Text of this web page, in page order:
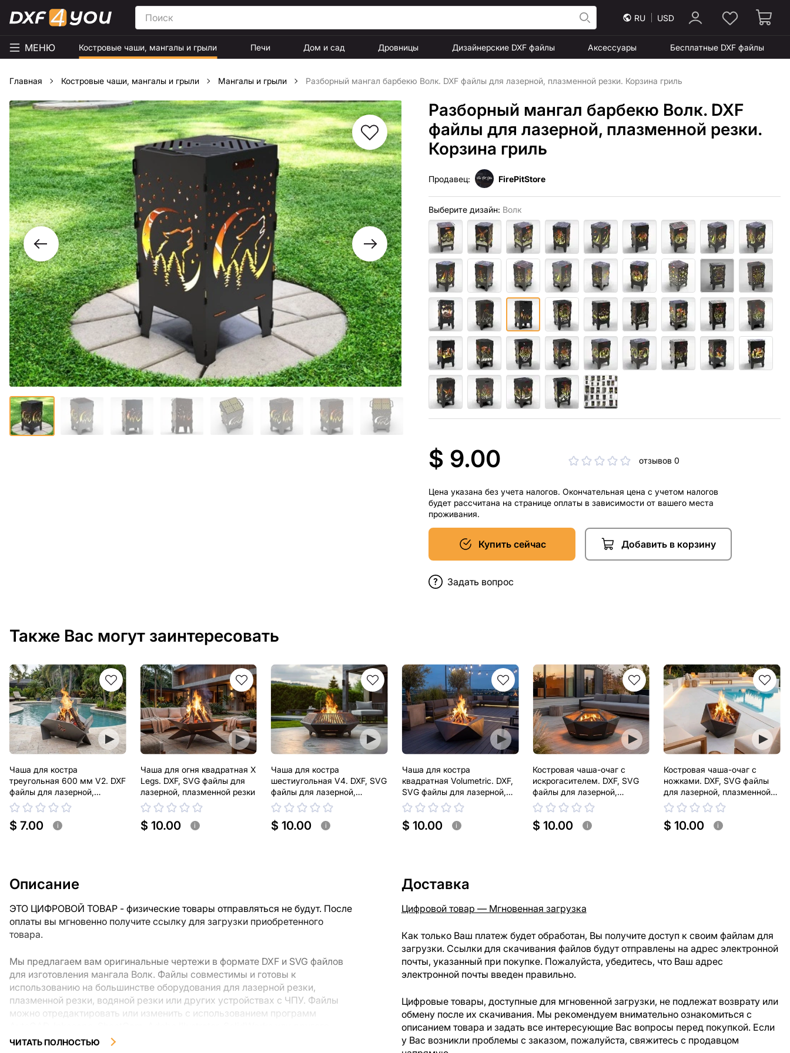
RU USD
МЕНЮ Костровые чаши, мангалы и грыли Печи Дом и сад Дровницы Дизайнерские DXF файлы Аксессуары Бесплатные DXF файлы
Главная Костровые чаши, мангалы и грыли Мангалы и грыли Разборный мангал барбекю Волк. DXF файлы для лазерной, плазменной резки. Корзина гриль
Разборный мангал барбекю Волк. DXF
файлы для лазерной, плазменной резки.
Корзина гриль
Продавец: FirePitStore
Выберите дизайн: Волк
$ 9.00 отзывов 0
Цена указана без учета налогов. Окончательная цена с учетом налогов
будет рассчитана на странице оплаты в зависимости от вашего места
проживания.
Купить сейчас Добавить в корзину
Задать вопрос
Также Вас могут заинтересовать
Чаша для костра
треугольная 600 мм V2. DXF
файлы для лазерной,
плазменной резки
$ 7.00 i
Чаша для огня квадратная X
Legs. DXF, SVG файлы для
лазерной, плазменной резки
$ 10.00 i
Чаша для костра
шестиугольная V4. DXF, SVG
файлы для лазерной,
плазменной резки
$ 10.00 i
Чаша для костра
квадратная Volumetric. DXF,
SVG файлы для лазерной,
плазменной резки
$ 10.00 i
Костровая чаша-очаг с
искрогасителем. DXF, SVG
файлы для лазерной,
плазменной резки
$ 10.00 i
Костровая чаша-очаг с
ножками. DXF, SVG файлы
для лазерной, плазменной
резки
$ 10.00 i
Описание
ЭТО ЦИФРОВОЙ ТОВАР - физические товары отправляться не будут. После
оплаты вы мгновенно получите ссылку для загрузки приобретенного
товара.
Мы предлагаем вам оригинальные чертежи в формате DXF и SVG файлов
для изготовления мангала Волк. Файлы совместимы и готовы к
использованию на большинстве оборудования для лазерной резки,
плазменной резки, водяной резки или других устройствах с ЧПУ. Файлы
можно отредактировать или изменить с использованием программ
программного обеспечения для векторных файлов.
ЧИТАТЬ ПОЛНОСТЬЮ
Доставка
Цифровой товар — Мгновенная загрузка
Как только Ваш платеж будет обработан, Вы получите доступ к своим файлам для
загрузки. Ссылки для скачивания файлов будут отправлены на адрес электронной
почты, указанный при покупке. Пожалуйста, убедитесь, что Ваш адрес
электронной почты введен правильно.
Цифровые товары, доступные для мгновенной загрузки, не подлежат возврату или
обмену после их скачивания. Мы рекомендуем внимательно ознакомиться с
описанием товара и задать все интересующие Вас вопросы перед покупкой. Если
у Вас возникли проблемы с заказом, пожалуйста, свяжитесь с продавцом